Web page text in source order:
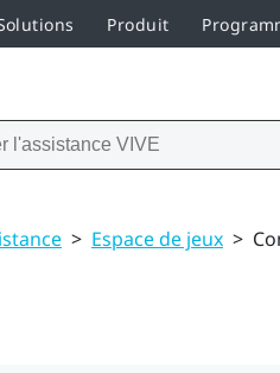
Produit
> Espace de jeux >